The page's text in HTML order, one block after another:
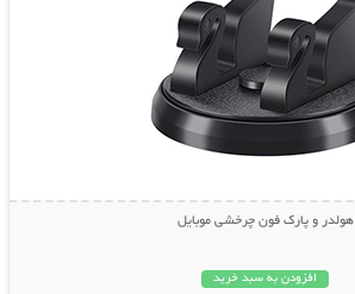
هولدر و پارک فون چرخشی موبایل
افزودن به سبد خرید